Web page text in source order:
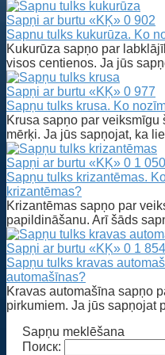
Sapņi ar burtu «KĶ» 0 902
Sapnu tulks kukurūza. Ko
Kukurūza sapņo par
visos centienos. Ja jūs
Sapņi ar burtu «KĶ» 0 977
Sapņu tulks krusa. Ko
Krusa sapņo par
mērķi. Ja jūs sapņojat, ka
Sapņi ar burtu «KĶ» 0 1 050
Sapņu tulks krizantēmas.
krizantēmas?
Krizantēmas sapņo par
papildināšanu. Arī šāds
Sapņi ar burtu «KĶ» 0 1 854
Sapņu tulks kravas
automašīnas?
Kravas automašīna sapņo
pirkumiem. Ja jūs sapņojat
Sapņu meklēšana
Поиск: